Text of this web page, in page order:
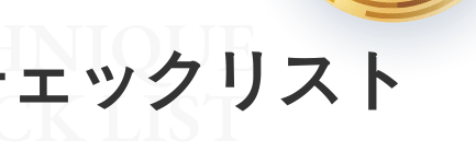
ックリスト
LIST